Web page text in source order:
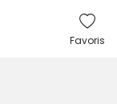
Favoris